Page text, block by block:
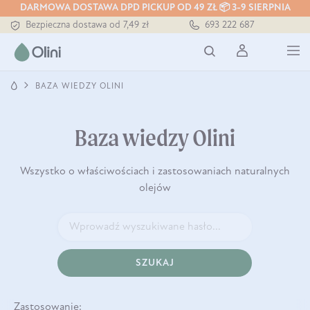
DARMOWA DOSTAWA DPD PICKUP OD 49 ZŁ 📦 3-9 SIERPNIA
Tłoczony zawsze na zimno
Bezpieczna dostawa od 7,49 zł
Tłoczony zawsze na zimno
693 222 687
BAZA WIEDZY OLINI
Baza wiedzy Olini
Wszystko o właściwościach i zastosowaniach naturalnych
olejów
SZUKAJ
Zastosowanie: